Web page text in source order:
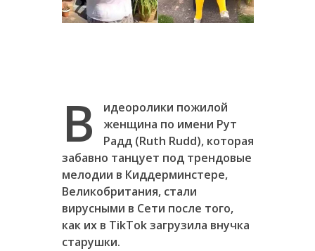
В
идеоролики пожилой
женщина по имени Рут
Радд (Ruth Rudd), которая
забавно танцует под трендовые
мелодии в Киддерминстере,
Великобритания, стали
вирусными в Сети после того,
как их в TikTok загрузила внучка
старушки.